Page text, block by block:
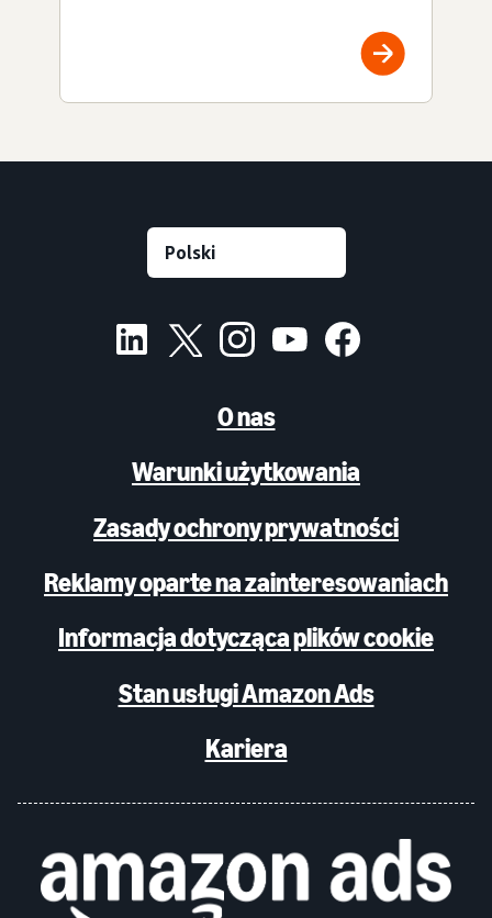
O nas
Warunki użytkowania
Zasady ochrony prywatności
Reklamy oparte na zainteresowaniach
Informacja dotycząca plików cookie
Stan usługi Amazon Ads
Kariera